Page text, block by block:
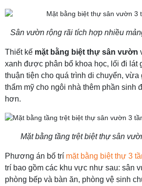
Sân vườn rộng rãi tích hợp nhiều
Thiết kế mặt bằng biệt thự sân vườn
xanh được phân bổ khoa học, lối đi lát
thuận tiện cho quá trình di chuyển,
thẩm mỹ cho ngôi nhà thêm phần sinh
hơn.
Mặt bằng tầng trệt biệt thự sân
Phương án bố trí mặt bằng biệt thự 3
trí bao gồm các khu vực như sau: sân
phòng bếp và bàn ăn, phòng vệ sinh